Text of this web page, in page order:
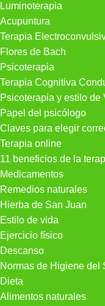
Luminoterapia
Acupuntura
Terapia
Flores de Bach
Psicoterapia
Terapia Cognitiva
Psicoterapia y estilo de
Papel del psicólogo
Claves para elegir
Terapia online
11 beneficios de la
Medicamentos
Remedios naturales
Hierba de San Juan
Estilo de vida
Ejercicio físico
Descanso
Normas de Higiene del
Dieta
Alimentos naturales